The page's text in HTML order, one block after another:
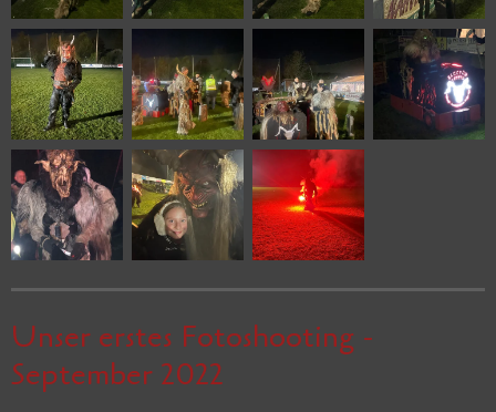
Unser erstes Fotoshooting -
September 2022